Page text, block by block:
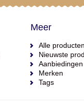
Meer
Alle producten
Nieuwste
Aanbiedingen
Merken
Tags